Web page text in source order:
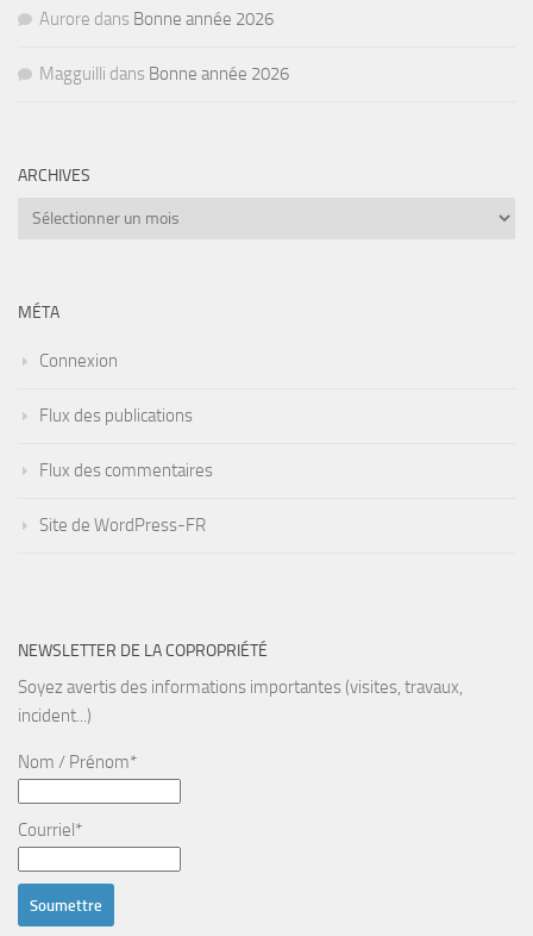
Aurore dans Bonne année 2026
Magguilli dans Bonne année 2026
ARCHIVES
Archives
MÉTA
Connexion
Flux des publications
Flux des commentaires
Site de WordPress-FR
NEWSLETTER DE LA COPROPRIÉTÉ
Soyez avertis des informations importantes (visites, travaux,
incident...)
Nom / Prénom*
Courriel*